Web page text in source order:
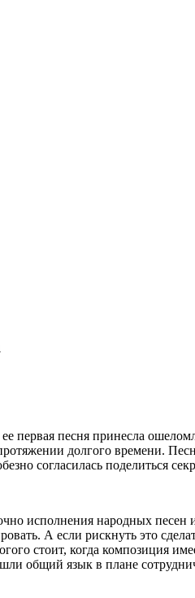
первая песня принесла
долгого времени.
согласилась поделиться
исполнения народных
А если рискнуть это
стоит, когда композиция
общий язык в плане